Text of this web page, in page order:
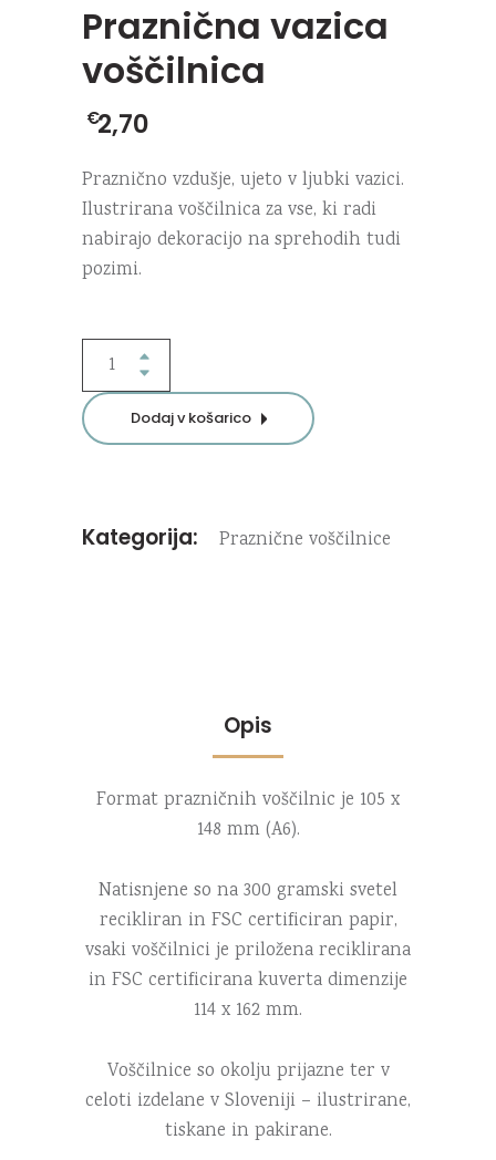
Praznična vazica
voščilnica
€2,70
Praznično vzdušje, ujeto v ljubki vazici.
Ilustrirana voščilnica za vse, ki radi
nabirajo dekoracijo na sprehodih tudi
pozimi.
Praznična
voščilnica
quantity
Dodaj v košarico
Kategorija: Praznične voščilnice
Opis
Format prazničnih voščilnic je 105 x
148 mm (A6).
Natisnjene so na 300 gramski svetel
recikliran in FSC certificiran papir,
vsaki voščilnici je priložena reciklirana
in FSC certificirana kuverta dimenzije
114 x 162 mm.
Voščilnice so okolju prijazne ter v
celoti izdelane v Sloveniji – ilustrirane,
tiskane in pakirane.